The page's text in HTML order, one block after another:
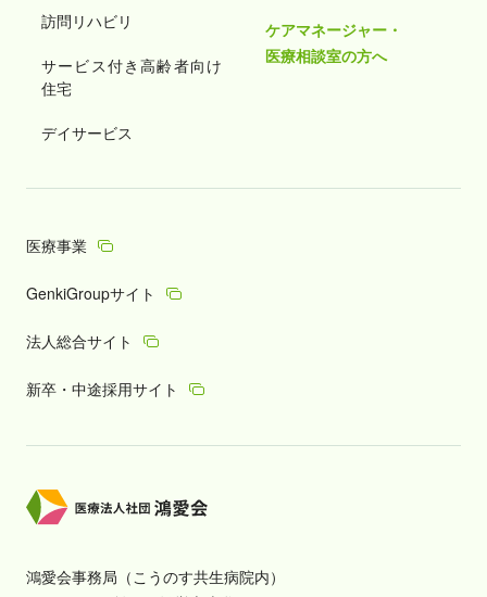
訪問リハビリ
サービス付き高齢者向け
住宅
デイサービス
ケアマネージャー・
医療相談室の方へ
医療事業
GenkiGroupサイト
法人総合サイト
新卒・中途採用サイト
鴻愛会事務局（こうのす共生病院内）